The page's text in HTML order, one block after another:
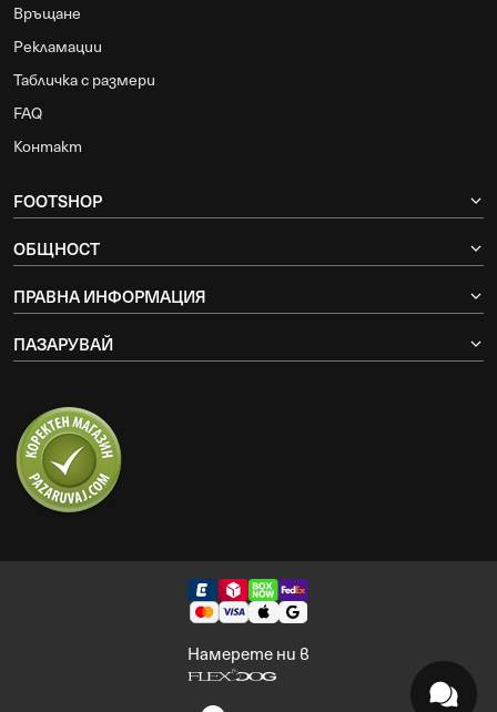
Връщане
Рекламации
Табличка с размери
FAQ
Контакт
FOOTSHOP
ОБЩНОСТ
ПРАВНА ИНФОРМАЦИЯ
ПАЗАРУВАЙ
Намерете ни в